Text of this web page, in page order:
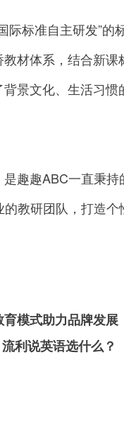
标准自主研发”的
材体系，结合新
景文化、生活习
趣ABC一直秉持
教研团队，打造
模式助力品牌发展
利说英语选什么？